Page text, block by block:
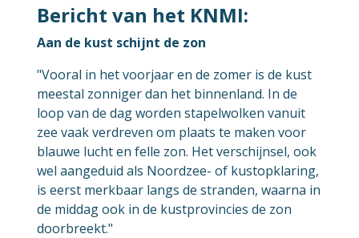
Bericht van het KNMI:
Aan de kust schijnt de zon
"Vooral in het voorjaar en de zomer is de kust
meestal zonniger dan het binnenland. In de
loop van de dag worden stapelwolken vanuit
zee vaak verdreven om plaats te maken voor
blauwe lucht en felle zon. Het verschijnsel, ook
wel aangeduid als Noordzee- of kustopklaring,
is eerst merkbaar langs de stranden, waarna in
de middag ook in de kustprovincies de zon
doorbreekt."